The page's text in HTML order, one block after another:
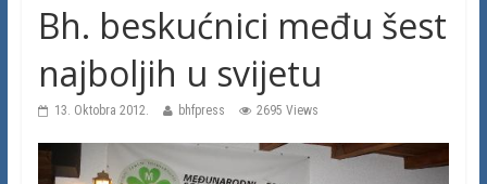
Bh. beskućnici među šest
najboljih u svijetu
13. Oktobra 2012. bhfpress 2695 Views